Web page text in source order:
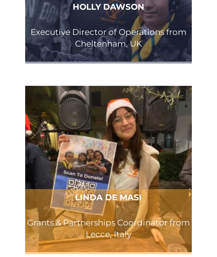
HOLLY DAWSON
Executive Director of Operations from
Cheltenham, UK
LINDA DE MASI
Grants & Partnerships Coordinator from
Lecce, Italy